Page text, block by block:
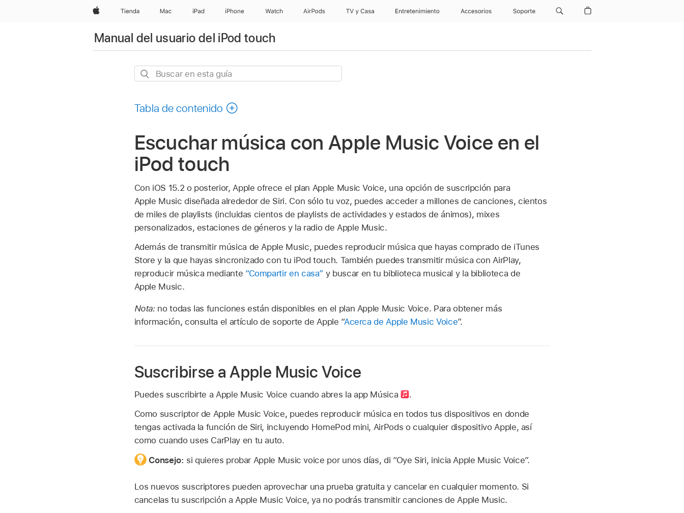
AppleTienda Mac iPad iPhone Watch AirPods TV & Casa Entretenimiento Accesorios Soporte
Manual del usuario del iPod touch
Buscar
guía
Tabla de contenido
Escuchar música con Apple Music Voice en el
iPod touch
Con iOS 15.2 o posterior, Apple ofrece el plan Apple Music Voice, una opción de suscripción para
Apple Music diseñada alrededor de Siri. Con sólo tu voz, puedes acceder a millones de canciones, cientos
de miles de playlists (incluidas cientos de playlists de actividades y estados de ánimos), mixes
personalizados, estaciones de géneros y la radio de Apple Music.
Además de transmitir música de Apple Music, puedes reproducir música que hayas comprado de iTunes
Store y la que hayas sincronizado con tu iPod touch. También puedes transmitir música con AirPlay,
reproducir música mediante “Compartir en casa” y buscar en tu biblioteca musical y la biblioteca de
Apple Music.
Nota: no todas las funciones están disponibles en el plan Apple Music Voice. Para obtener más
información, consulta el artículo de soporte de Apple “Acerca de Apple Music Voice”.
Suscribirse a Apple Music Voice
Puedes suscribirte a Apple Music Voice cuando abres la app Música
.
Como suscriptor de Apple Music Voice, puedes reproducir música en todos tus dispositivos en donde
tengas activada la función de Siri, incluyendo HomePod mini, AirPods o cualquier dispositivo Apple, así
como cuando uses CarPlay en tu auto.
Consejo: si quieres probar Apple Music voice por unos días, di “Oye Siri, inicia Apple Music Voice”.
Los nuevos suscriptores pueden aprovechar una prueba gratuita y cancelar en cualquier momento. Si
cancelas tu suscripción a Apple Music Voice, ya no podrás transmitir canciones de Apple Music.